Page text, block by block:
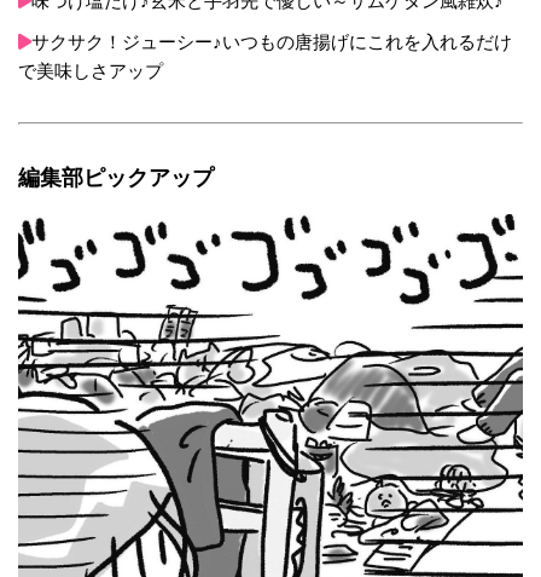
サクサク！ジューシー♪いつもの唐揚げにこれを入れるだけ
で美味しさアップ
編集部ピックアップ